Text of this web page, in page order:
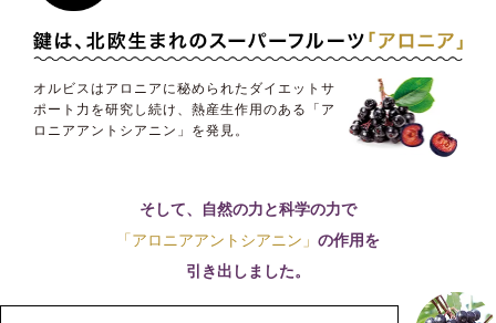
オルビスはアロニアに秘められたダイエットサ
ポート力を研究し続け、熱産生作用のある「ア
ロニアアントシアニン」を発見。
そして、自然の力と科学の力で
「アロニアアントシアニン」 の作用を
引き出しました。